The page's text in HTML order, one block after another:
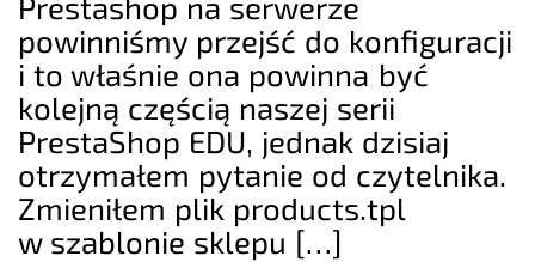
powinniśmy przejść do konfiguracji
i to właśnie ona powinna być
kolejną częścią naszej serii
PrestaShop EDU, jednak dzisiaj
otrzymałem pytanie od czytelnika.
Zmieniłem plik products.tpl
w szablonie sklepu […]